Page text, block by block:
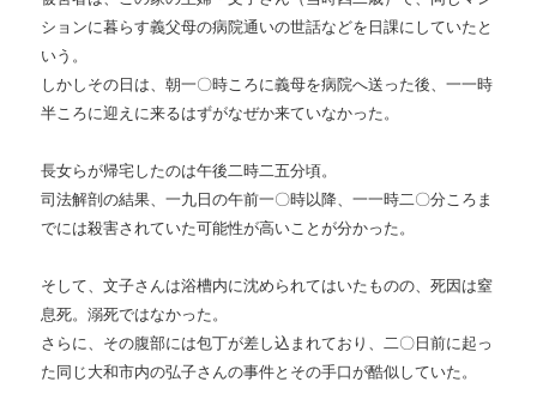
ションに暮らす義父母の病院通いの世話などを日課にしていたと
いう。
しかしその日は、朝一〇時ころに義母を病院へ送った後、一一時
半ころに迎えに来るはずがなぜか来ていなかった。
長女らが帰宅したのは午後二時二五分頃。
司法解剖の結果、一九日の午前一〇時以降、一一時二〇分ころま
でには殺害されていた可能性が高いことが分かった。
そして、文子さんは浴槽内に沈められてはいたものの、死因は窒
息死。溺死ではなかった。
さらに、その腹部には包丁が差し込まれており、二〇日前に起っ
た同じ大和市内の弘子さんの事件とその手口が酷似していた。